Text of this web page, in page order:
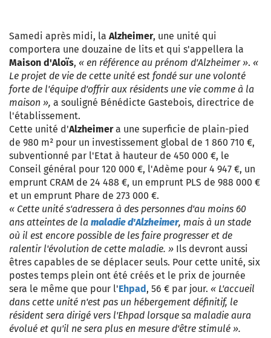
Samedi après midi, la Alzheimer, une unité qui
comportera une douzaine de lits et qui s'appellera la
Maison d'Aloïs, « en référence au prénom d'Alzheimer ». «
Le projet de vie de cette unité est fondé sur une volonté
forte de l'équipe d'offrir aux résidents une vie comme à la
maison », a souligné Bénédicte Gastebois, directrice de
l'établissement.
Cette unité d'Alzheimera une superficie de plain-pied
de 980 m² pour un investissement global de 1 860 710 €,
subventionné par l'Etat à hauteur de 450 000 €, le
Conseil général pour 120 000 €, l'Adème pour 4 947 €, un
emprunt CRAM de 24 488 €, un emprunt PLS de 988 000 €
et un emprunt Phare de 273 000 €.
« Cette unité s'adressera à des personnes d'au moins 60
ans atteintes de la maladie d'Alzheimer, mais à un stade
où il est encore possible de les faire progresser et de
ralentir l'évolution de cette maladie. » Ils devront aussi
êtres capables de se déplacer seuls. Pour cette unité, six
postes temps plein ont été créés et le prix de journée
sera le même que pour l'Ehpad, 56 € par jour. « L'accueil
dans cette unité n'est pas un hébergement définitif, le
résident sera dirigé vers l'Ehpad lorsque sa maladie aura
évolué et qu'il ne sera plus en mesure d'être stimulé ».